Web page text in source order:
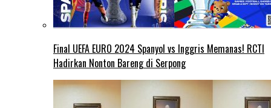
Final UEFA EURO 2024 Spanyol vs Inggris Memanas! RCTI
Hadirkan Nonton Bareng di Serpong